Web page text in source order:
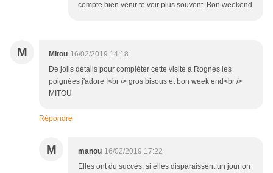
compte bien venir te voir plus souvent. Bon weekend
M Mitou 16/02/2019 14:18
De jolis détails pour compléter cette visite à Rognes les
poignées j'adore !<br /> gros bisous et bon week end<br />
MITOU
Répondre
M manou 16/02/2019 17:22
Elles ont du succès, si elles disparaissent un jour on